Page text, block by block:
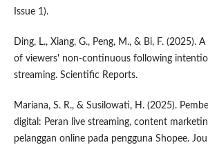
Issue 1).
Ding, L., Xiang, G., Peng, M., & Bi, F. (2025).
of viewers' non-continuous following
streaming. Scientific Reports.
Mariana, S. R., & Susilowati, H. (2025).
digital: Peran live streaming, content
pelanggan online pada pengguna Shopee.